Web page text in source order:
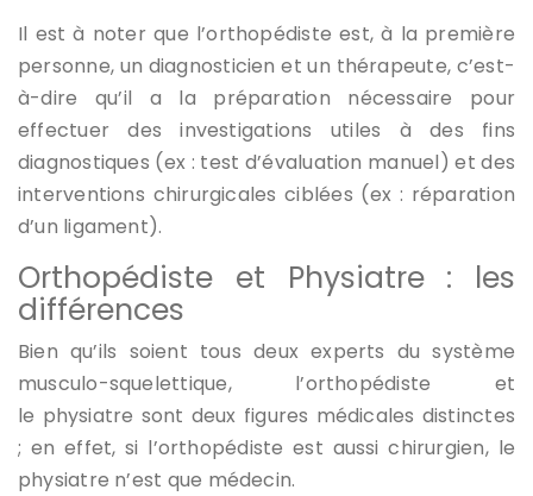
Il est à noter que l’orthopédiste est, à la première
personne, un diagnosticien et un thérapeute, c’est-
à-dire qu’il a la préparation nécessaire pour
effectuer des investigations utiles à des fins
diagnostiques (ex : test d’évaluation manuel) et des
interventions chirurgicales ciblées (ex : réparation
d’un ligament).
Orthopédiste et Physiatre : les
différences
Bien qu’ils soient tous deux experts du système
musculo-squelettique, l’orthopédiste et
le physiatre sont deux figures médicales distinctes
; en effet, si l’orthopédiste est aussi chirurgien, le
physiatre n’est que médecin.